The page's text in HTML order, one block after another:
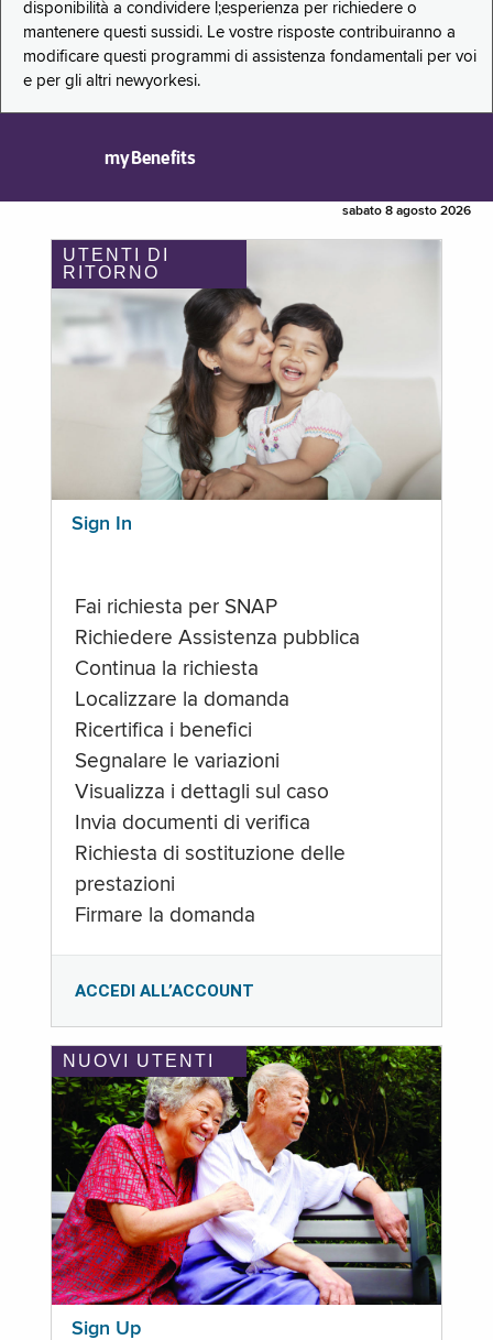
disponibilità a condividere l;esperienza per richiedere o
mantenere questi sussidi. Le vostre risposte contribuiranno a
modificare questi programmi di assistenza fondamentali per voi
e per gli altri newyorkesi.
myBenefits
sabato 8 agosto 2026
UTENTI DI
RITORNO
Sign In
Fai richiesta per SNAP
Richiedere Assistenza pubblica
Continua la richiesta
Localizzare la domanda
Ricertifica i benefici
Segnalare le variazioni
Visualizza i dettagli sul caso
Invia documenti di verifica
Richiesta di sostituzione delle
prestazioni
Firmare la domanda
ACCEDI ALL’ACCOUNT
NUOVI UTENTI
Sign Up